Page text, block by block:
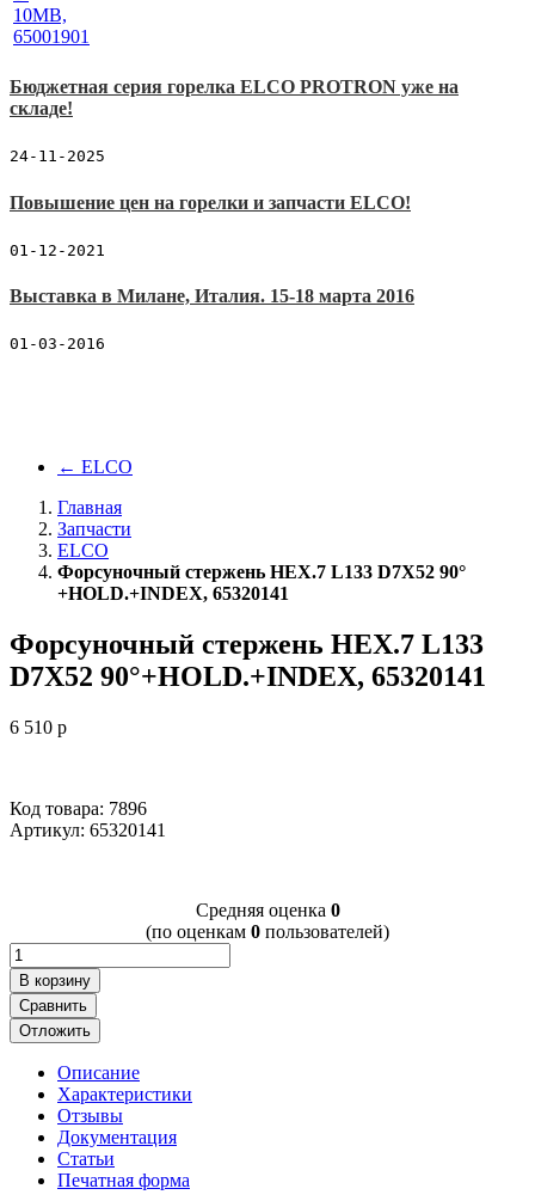
Бюджетная серия горелка ELCO PROTRON уже на
складе!
24-11-2025
Повышение цен на горелки и запчасти ELCO!
01-12-2021
Выставка в Милане, Италия. 15-18 марта 2016
01-03-2016
← ELCO
Главная
Запчасти
ELCO
Форсуночный стержень HEX.7 L133 D7X52 90°
+HOLD.+INDEX, 65320141
Форсуночный стержень HEX.7 L133
D7X52 90°+HOLD.+INDEX, 65320141
6 510 p
Код товара: 7896
Артикул: 65320141
Cредняя оценка 0
(по оценкам 0 пользователей)
В корзину
Сравнить
Отложить
Описание
Характеристики
Отзывы
Документация
Статьи
Печатная форма